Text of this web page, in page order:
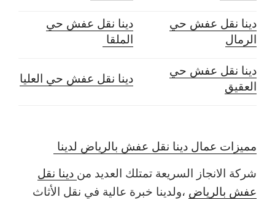
دينا نقل عفش حي
الرمال
دينا نقل عفش حي
الملقا
دينا نقل عفش حي
العقيق
دينا نقل عفش حي العليا
مميزات عمال دينا نقل عفش بالرياض لدينا
شركة الانجاز السريعة تمتلك العديد من دينا نقل
عفش بالرياض ،ولدينا خبرة عالية في نقل الأثاث